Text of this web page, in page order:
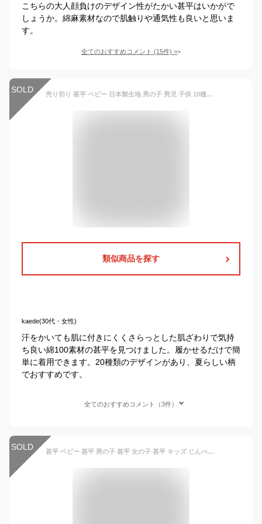
こちらの大人顔負けのデザイン性がたかい甚平はいかがで
しょうか。綿麻素材なので肌触りや通気性も良いと思いま
す。
全てのおすすめコメント (15件) >
SOLD 売り切り 甚平 ベビー 日本製生地 男の子 男児 子供 10種類 綿100％ 和柄 /80cm/90cm/95cm/100/cm110cm/120cm/130cm男の子/じんべい/浴衣/部屋着/パジャマ/キッズ
類似商品を探す
kaede(30代・女性)
汗をかいても肌に付きにくくさらっとした肌ざわりで気持
ち良い綿100素材の甚平を見つけました。履かせるだけで簡
単に着用できます。20種類のデザインがあり、夏らしい柄
でおすすめです。
全てのおすすめコメント（3件）
SOLD 甚平 ベビー 甚平 男の子 甚平 女の子 甚平 キッズ じんべい ベビー じんべい キッズ 【80 90 95 綿100％】浴衣 ゆかた ユカタ じんべい じんべえ 花火大会 夕涼み 夏 浴衣 夏祭り ゆかた 女児 子供浴衣 ベビー服 春夏 ギフト 100日祝い【sale】【ベビー服 イベント】